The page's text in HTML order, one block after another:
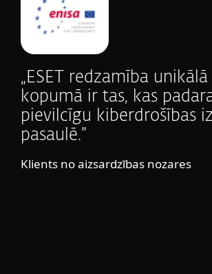
„ESET redzamība
kopumā ir tas, kas padara
pievilcīgu kiberdrošības
pasaulē.”
Klients no aizsardzības nozares